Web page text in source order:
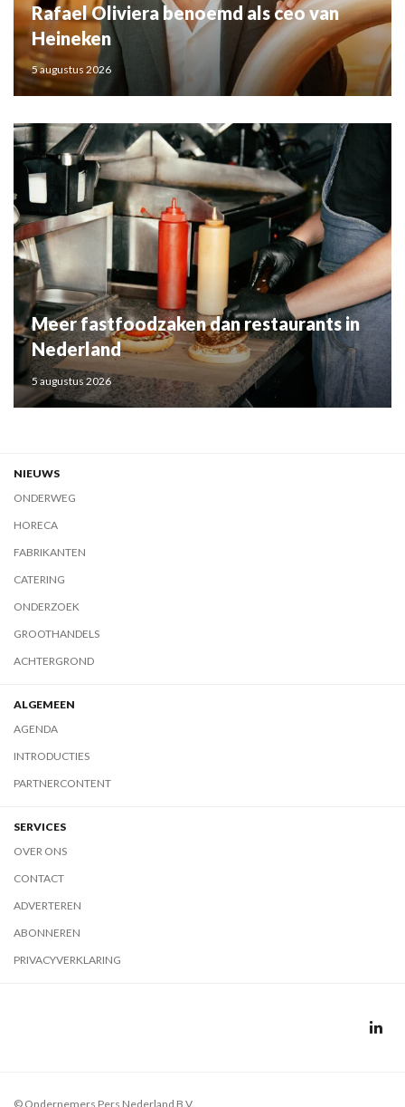
Rafael Oliviera benoemd als ceo van
Heineken
5 augustus 2026
Meer fastfoodzaken dan restaurants in
Nederland
5 augustus 2026
NIEUWS
ONDERWEG
HORECA
FABRIKANTEN
CATERING
ONDERZOEK
GROOTHANDELS
ACHTERGROND
ALGEMEEN
AGENDA
INTRODUCTIES
PARTNERCONTENT
SERVICES
OVER ONS
CONTACT
ADVERTEREN
ABONNEREN
PRIVACYVERKLARING
© Ondernemers Pers Nederland B.V.